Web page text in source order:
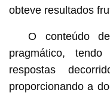
obteve resultados
O conteúdo
pragmático,
respostas
proporcionando a